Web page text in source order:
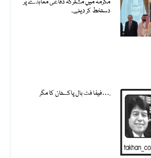
دستخط کر دیئے۔
فیفا فٹ بال پاکستان کا مگر….